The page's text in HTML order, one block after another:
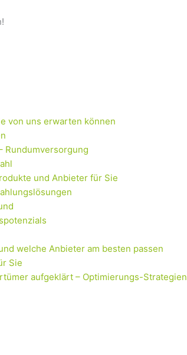
von uns erwarten können
Rundumversorgung
und Anbieter für Sie
welche Anbieter am besten passen
Sie
aufgeklärt – Optimierungs-Strategien